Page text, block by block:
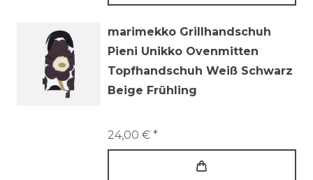
marimekko Grillhandschuh
Pieni Unikko Ovenmitten
Topfhandschuh Weiß Schwarz
Beige Frühling
24,00 € *